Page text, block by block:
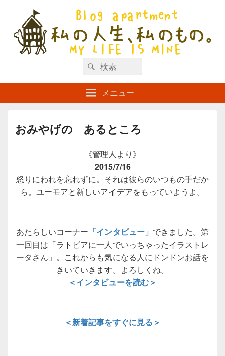
私の人生、私のもの。【新館】
検
索
対
象:
検
索
メニュー
おみやげの あるところ
《管理人より》
2015/7/16
怒りにわれを忘れずに。それは彼らのいつもの手だか
ら。ユーモアと新しいアイデアをもっていようよ。
あたらしいコーナー 「インタビュー」 できました。第
一回目は「ラトビアに一人でいっちゃったイラストレ
ータさん」。これからも気になる人にドンドンお話を
きいていきます。よろしくね。
＜インタビューを読む＞
＜新着記事をすぐに見る＞